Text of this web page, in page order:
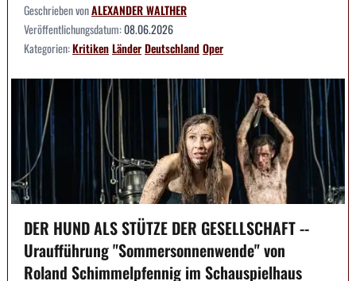
Geschrieben vonALEXANDER WALTHER
Veröffentlichungsdatum:08.06.2026
Kategorien:KritikenLänderDeutschlandOper
DER HUND ALS STÜTZE DER GESELLSCHAFT --
Uraufführung "Sommersonnenwende" von
Roland Schimmelpfennig im Schauspielhaus